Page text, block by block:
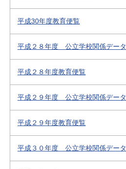
平成30年度教育便覧
平成２８年度 公立学校関係データ
平成２８年度教育便覧
平成２９年度 公立学校関係データ
平成２９年度教育便覧
平成３０年度 公立学校関係データ